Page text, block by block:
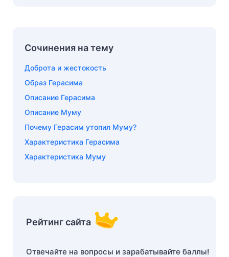
Сочинения на тему
Доброта и жестокость
Образ Герасима
Описание Герасима
Описание Муму
Почему Герасим утопил Муму?
Характеристика Герасима
Характеристика Муму
Рейтинг сайта
Отвечайте на вопросы и зарабатывайте баллы!